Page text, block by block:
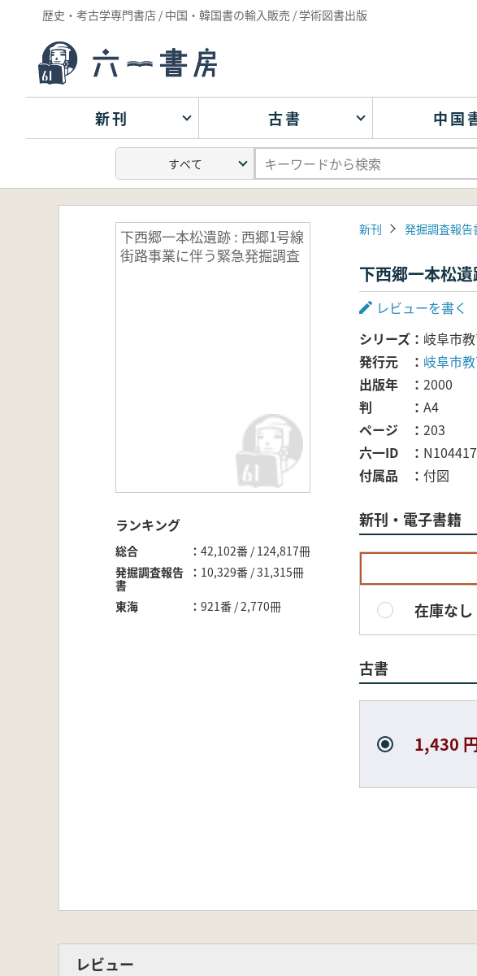
歴史・考古学専門書店 / 中国・韓国書の輸入販売 / 学術図書出版
新刊 古書 中国
下西郷一本松遺跡 : 西郷1号線
街路事業に伴う緊急発掘調査
ランキング
総合
42,102番 / 124,817冊
発掘調査報告
書
10,329番 / 31,315冊
東海 921番 / 2,770冊
新刊 発掘調査報告
下西郷一本松
レビューを書く
シリーズ
岐阜市
発行元
岐阜市
出版年
2000
判
A4
ページ
203
六一ID
N104417
付属品
付図
新刊・電子書籍
在庫なし
古書
1,430
レビュー